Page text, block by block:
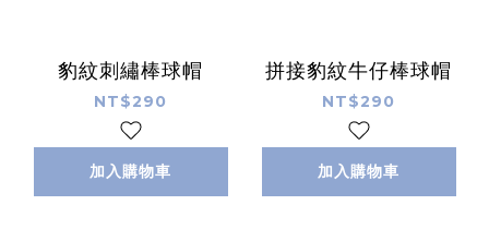
豹紋刺繡棒球帽
NT$290
加入購物車
拼接豹紋牛仔棒球帽
NT$290
加入購物車